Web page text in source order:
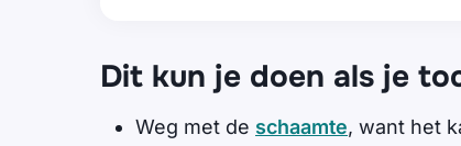
Dit kun je doen als je
Weg met de schaamte, want het